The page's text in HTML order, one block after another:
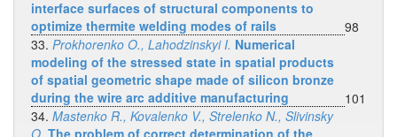
interface surfaces of structural components to
optimize thermite welding modes of rails
98
33. Prokhorenko O., Lahodzinskyi I. Numerical
modeling of the stressed state in spatial products
of spatial geometric shape made of silicon bronze
during the wire arc additive manufacturing
101
34. Mastenko R., Kovalenko V., Strelenko N., Slivinsky